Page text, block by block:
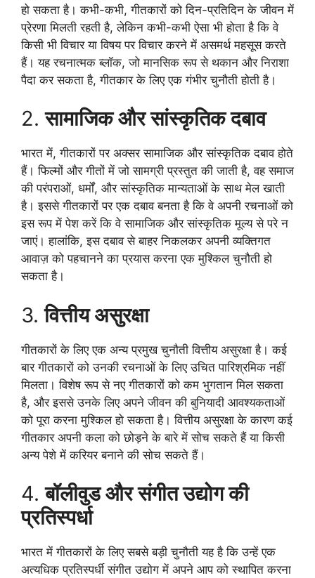
हो सकता है। कभी-कभी, गीतकारों को दिन-प्रतिदिन के जीवन में
प्रेरणा मिलती रहती है, लेकिन कभी-कभी ऐसा भी होता है कि वे
किसी भी विचार या विषय पर विचार करने में असमर्थ महसूस करते
हैं। यह रचनात्मक ब्लॉक, जो मानसिक रूप से थकान और निराशा
पैदा कर सकता है, गीतकार के लिए एक गंभीर चुनौती होती है।
2.सामाजिक और सांस्कृतिक दबाव
भारत में, गीतकारों पर अक्सर सामाजिक और सांस्कृतिक दबाव होते
हैं। फिल्मों और गीतों में जो सामग्री प्रस्तुत की जाती है, वह समाज
की परंपराओं, धर्मों, और सांस्कृतिक मान्यताओं के साथ मेल खाती
है। इससे गीतकारों पर एक दबाव बनता है कि वे अपनी रचनाओं को
इस रूप में पेश करें कि वे सामाजिक और सांस्कृतिक मूल्य से परे न
जाएं। हालांकि, इस दबाव से बाहर निकलकर अपनी व्यक्तिगत
आवाज़ को पहचानने का प्रयास करना एक मुश्किल चुनौती हो
सकता है।
3.वित्तीय असुरक्षा
गीतकारों के लिए एक अन्य प्रमुख चुनौती वित्तीय असुरक्षा है। कई
बार गीतकारों को उनकी रचनाओं के लिए उचित पारिश्रमिक नहीं
मिलता। विशेष रूप से नए गीतकारों को कम भुगतान मिल सकता
है, और इससे उनके लिए अपने जीवन की बुनियादी आवश्यकताओं
को पूरा करना मुश्किल हो सकता है। वित्तीय असुरक्षा के कारण कई
गीतकार अपनी कला को छोड़ने के बारे में सोच सकते हैं या किसी
अन्य पेशे में करियर बनाने की सोच सकते हैं।
4.बॉलीवुड और संगीत उद्योग की
प्रतिस्पर्धा
भारत में गीतकारों के लिए सबसे बड़ी चुनौती यह है कि उन्हें एक
अत्यधिक प्रतिस्पर्धी संगीत उद्योग में अपने आप को स्थापित करना